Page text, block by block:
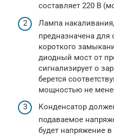
составляет 220 В
Лампа
предназначена для
короткого
диодный мост от
сигнализирует о
берется
мощностью не
Конденсатор
подаваемое
будет напряжение